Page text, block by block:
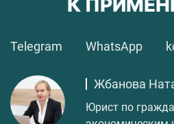
К
Telegram WhatsApp
Жбанова
Юрист по